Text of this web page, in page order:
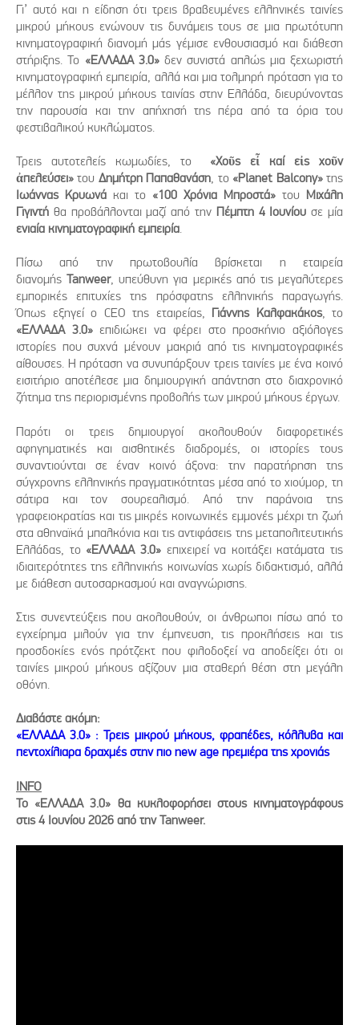
Γι’ αυτό και η είδηση ότι τρεις βραβευμένες ελληνικές ταινίες
μικρού μήκους ενώνουν τις δυνάμεις τους σε μια πρωτότυπη
κινηματογραφική διανομή μάς γέμισε ενθουσιασμό και διάθεση
στήριξης. Το «ΕΛΛΑΔΑ 3.0»δεν συνιστά απλώς μια ξεχωριστή
κινηματογραφική εμπειρία, αλλά και μια τολμηρή πρόταση για το
μέλλον της μικρού μήκους ταινίας στην Ελλάδα, διευρύνοντας
την παρουσία και την απήχησή της πέρα από τα όρια του
φεστιβαλικού κυκλώματος.
Τρεις αυτοτελείς κωμωδίες, το «Χοῦς εἶ καί εἰς χοῦν
ἀπελεύσει» του Δημήτρη Παπαθανάση, το «Planet Balcony»της
Ιωάννας Κρυωνά και το «100 Χρόνια Μπροστά» του Μιχάλη
Γιγιντή θα προβάλλονται μαζί από την Πέμπτη 4 Ιουνίου σε μία
ενιαία κινηματογραφική εμπειρία.
Πίσω από την πρωτοβουλία βρίσκεται η εταιρεία
διανομήςTanweer, υπεύθυνη για μερικές από τις μεγαλύτερες
εμπορικές επιτυχίες της πρόσφατης ελληνικής παραγωγής.
Όπως εξηγεί ο CEO της εταιρείας, Γιάννης Καλφακάκος, το
«ΕΛΛΑΔΑ 3.0»επιδιώκει να φέρει στο προσκήνιο αξιόλογες
ιστορίες που συχνά μένουν μακριά από τις κινηματογραφικές
αίθουσες. Η πρόταση να συνυπάρξουν τρεις ταινίες με ένα κοινό
εισιτήριο αποτέλεσε μια δημιουργική απάντηση στο διαχρονικό
ζήτημα της περιορισμένης προβολής των μικρού μήκους έργων.
Παρότι οι τρεις δημιουργοί ακολουθούν διαφορετικές
αφηγηματικές και αισθητικές διαδρομές, οι ιστορίες τους
συναντιούνται σε έναν κοινό άξονα: την παρατήρηση της
σύγχρονης ελληνικής πραγματικότητας μέσα από το χιούμορ, τη
σάτιρα και τον σουρεαλισμό. Από την παράνοια της
γραφειοκρατίας και τις μικρές κοινωνικές εμμονές μέχρι τη ζωή
στα αθηναϊκά μπαλκόνια και τις αντιφάσεις της μεταπολιτευτικής
Ελλάδας, το «ΕΛΛΑΔΑ 3.0»επιχειρεί να κοιτάξει κατάματα τις
ιδιαιτερότητες της ελληνικής κοινωνίας χωρίς διδακτισμό, αλλά
με διάθεση αυτοσαρκασμού και αναγνώρισης.
Στις συνεντεύξεις που ακολουθούν, οι άνθρωποι πίσω από το
εγχείρημα μιλούν για την έμπνευση, τις προκλήσεις και τις
προσδοκίες ενός πρότζεκτ που φιλοδοξεί να αποδείξει ότι οι
ταινίες μικρού μήκους αξίζουν μια σταθερή θέση στη μεγάλη
οθόνη.
Διαβάστε ακόμη:
«ΕΛΛΑΔΑ 3.0» : Τρεις μικρού μήκους, φραπέδες, κόλλυβα και
πεντοχίλιαρα δραχμές στην πιο new age πρεμιέρα της χρονιάς
INFO
Το «ΕΛΛΑΔΑ 3.0» θα κυκλοφορήσει στους κινηματογράφους
στις 4 Ιουνίου 2026 από την Tanweer.